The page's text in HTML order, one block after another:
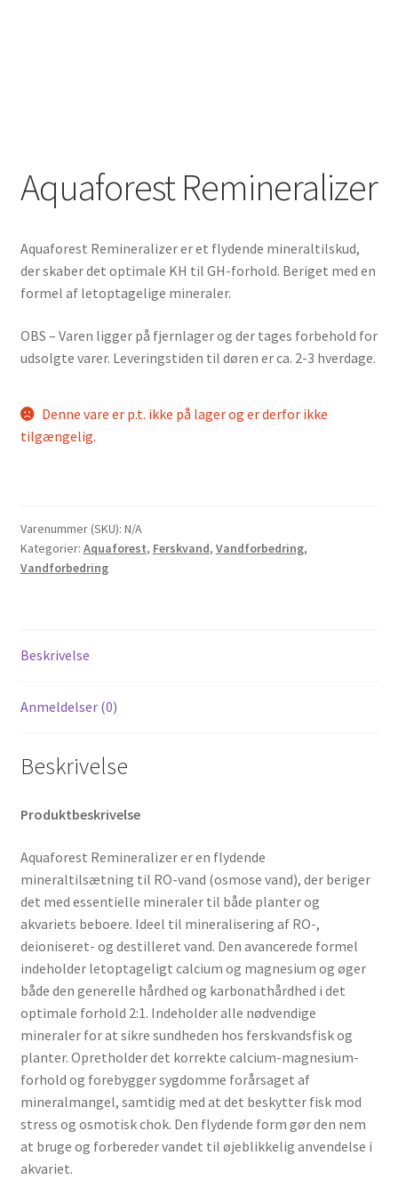
Aquaforest Remineralizer
Aquaforest Remineralizer er et flydende mineraltilskud,
der skaber det optimale KH til GH-forhold. Beriget med en
formel af letoptagelige mineraler.
OBS – Varen ligger på fjernlager og der tages forbehold for
udsolgte varer. Leveringstiden til døren er ca. 2-3 hverdage.
Denne vare er p.t. ikke på lager og er derfor ikke
tilgængelig.
Varenummer (SKU): N/A
Kategorier: Aquaforest, Ferskvand, Vandforbedring,
Vandforbedring
Beskrivelse
Anmeldelser (0)
Beskrivelse
Produktbeskrivelse
Aquaforest Remineralizer er en flydende
mineraltilsætning til RO-vand (osmose vand), der beriger
det med essentielle mineraler til både planter og
akvariets beboere. Ideel til mineralisering af RO-,
deioniseret- og destilleret vand. Den avancerede formel
indeholder letoptageligt calcium og magnesium og øger
både den generelle hårdhed og karbonathårdhed i det
optimale forhold 2:1. Indeholder alle nødvendige
mineraler for at sikre sundheden hos ferskvandsfisk og
planter. Opretholder det korrekte calcium-magnesium-
forhold og forebygger sygdomme forårsaget af
mineralmangel, samtidig med at det beskytter fisk mod
stress og osmotisk chok. Den flydende form gør den nem
at bruge og forbereder vandet til øjeblikkelig anvendelse i
akvariet.